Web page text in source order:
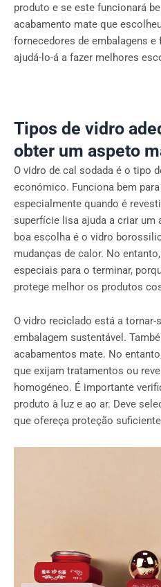
produto e se este funcionará
acabamento mate que
fornecedores de embalagens
ajudá-lo-á a fazer melhores
Tipos de vidro
obter um aspeto
O vidro de cal sodada é o tipo
económico. Funciona bem
especialmente quando é
superfície lisa ajuda a criar um
boa escolha é o vidro
mudanças de calor. No
especiais para o terminar,
protege melhor os produtos
O vidro reciclado está a
embalagem sustentável.
acabamentos mate. No
que exijam tratamentos ou
homogéneo. É importante
produto à luz e ao ar. Deve
que ofereça proteção